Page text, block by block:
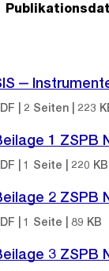
‒
| 2 Seiten | 223
1 ZSPB
| 1 Seite | 220 KB
2 ZSPB
| 1 Seite | 89 KB
3 ZSPB